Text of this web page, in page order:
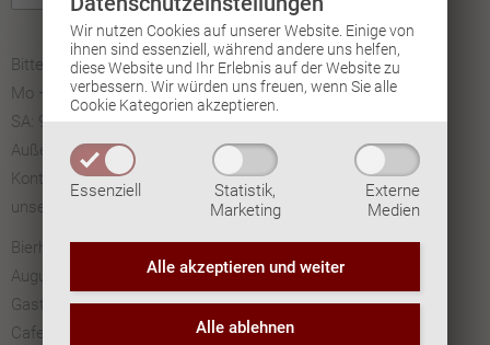
Wir nutzen Cookies auf unserer Website. Einige von
ihnen sind essenziell, während andere uns helfen,
diese Website und Ihr Erlebnis auf der Website zu
verbessern. Wir würden uns freuen, wenn Sie alle
Cookie Kategorien akzeptieren.
Essenziell
Statistik,
Marketing
Externe
Medien
Alle akzeptieren und weiter
Alle ablehnen
e
e
r
Bitte beachten Sie die Betriebszeiten unseres Büros:
Mo – FR: 8:00 bis 16.00
SA: 9.00 bis 12.00.
Außerhalb dieser Zeiten erreichen Sie uns nicht über diese
Kontaktmöglichkeit. Sie können sich aber gerne direkt mit
unseren Betrieben in Verbindung setzen.
Bierhaus zum Augustin:+43-463-51-39-92
Augustin in den City Arkaden+43-463-908557
Gasthaus im Landhaushof:+43-463-502363
Cafe Domgassner:
+43-463-57882